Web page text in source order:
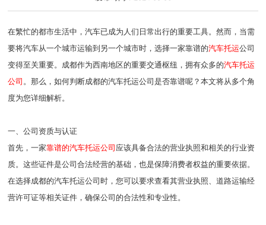
在繁忙的都市生活中，汽车已成为人们日常出行的重要工具。然而，当需
要将汽车从一个城市运输到另一个城市时，选择一家靠谱的汽车托运公司
变得至关重要。成都作为西南地区的重要交通枢纽，拥有众多的汽车托运
公司 。那么，如何判断成都的汽车托运公司是否靠谱呢？本文将从多个角
度为您详细解析。
一、公司资质与认证
首先，一家靠谱的汽车托运公司 应该具备合法的营业执照和相关的行业资
质。这些证件是公司合法经营的基础，也是保障消费者权益的重要依据。
在选择成都的汽车托运公司时，您可以要求查看其营业执照、道路运输经
营许可证等相关证件，确保公司的合法性和专业性。